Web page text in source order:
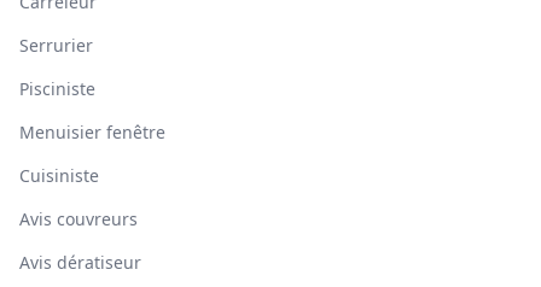
Serrurier
Pisciniste
Menuisier fenêtre
Cuisiniste
Avis couvreurs
Avis dératiseur